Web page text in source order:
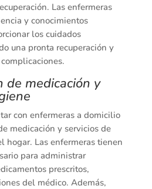
Las enfermeras
y conocimientos
los cuidados
una pronta recuperación y
de medicación y
con enfermeras a domicilio
medicación y servicios de
hogar. Las enfermeras tienen
para administrar
prescritos,
del médico. Además,